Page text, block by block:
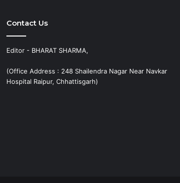
Contact Us
Editor - BHARAT SHARMA,
(Office Address : 248 Shailendra Nagar Near Navkar
Hospital Raipur, Chhattisgarh)